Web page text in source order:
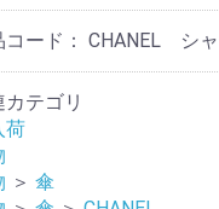
ード： CHANEL シ
カテゴリ
荷
＞ 傘